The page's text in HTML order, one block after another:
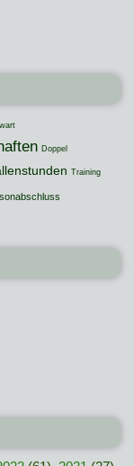
Doppel
Training